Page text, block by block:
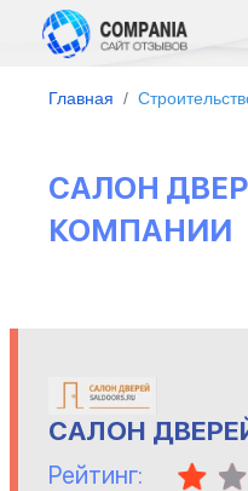
Главная
САЛОН
КОМПАНИИ
САЛОН
Рейтинг: